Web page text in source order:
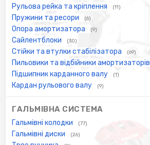
Рульова рейка та кріплення (11)
Пружини та ресори (6)
Опора амортизатора (9)
Сайлентблоки (30)
Стійки та втулки стабілізатора (69)
Пильовики та відбійники амортизаторів
Підшипник карданного валу (1)
Кардан рульового валу (9)
ГАЛЬМІВНА СИСТЕМА
Гальмівні колодки (77)
Гальмівні диски (26)